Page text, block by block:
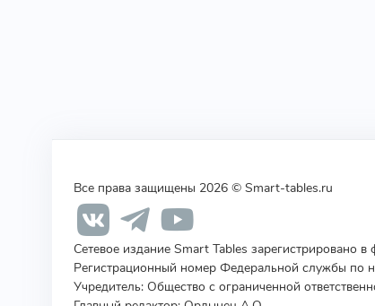
Все права защищены 2026 © Smart-tables.ru
Сетевое издание Smart Tables зарегистрировано
Регистрационный номер Федеральной службы по
Учредитель: Общество с ограниченной